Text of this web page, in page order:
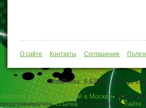
О сайте Контакты Соглашение
WordPress: 6.61MB | MySQL:28
заказать стриптиз мужской в Москве| Ваган
предпринимательссылка. | Смотрите насайте